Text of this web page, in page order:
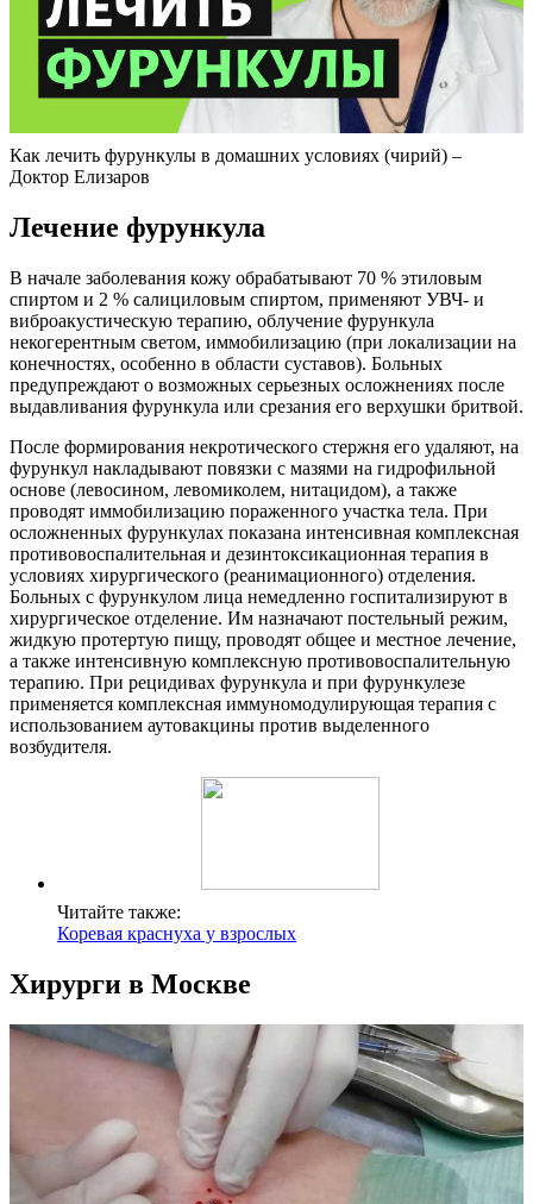
Как лечить фурункулы в домашних условиях (чирий) –
Доктор Елизаров
Лечение фурункула
В начале заболевания кожу обрабатывают 70 % этиловым
спиртом и 2 % салициловым спиртом, применяют УВЧ- и
виброакустическую терапию, облучение фурункула
некогерентным светом, иммобилизацию (при локализации на
конечностях, особенно в области суставов). Больных
предупреждают о возможных серьезных осложнениях после
выдавливания фурункула или срезания его верхушки бритвой.
После формирования некротического стержня его удаляют, на
фурункул накладывают повязки с мазями на гидрофильной
основе (левосином, левомиколем, нитацидом), а также
проводят иммобилизацию пораженного участка тела. При
осложненных фурункулах показана интенсивная комплексная
противовоспалительная и дезинтоксикационная терапия в
условиях хирургического (реанимационного) отделения.
Больных с фурункулом лица немедленно госпитализируют в
хирургическое отделение. Им назначают постельный режим,
жидкую протертую пищу, проводят общее и местное лечение,
а также интенсивную комплексную противовоспалительную
терапию. При рецидивах фурункула и при фурункулезе
применяется комплексная иммуномодулирующая терапия с
использованием аутовакцины против выделенного
возбудителя.
Читайте также:
Коревая краснуха у взрослых
Хирурги в Москве